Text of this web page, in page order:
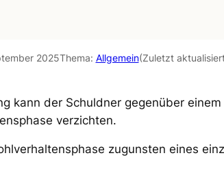
2025Thema: Allgemein(Zuletzt
kann der Schuldner gegenüber
verzichten.
zugunsten eines